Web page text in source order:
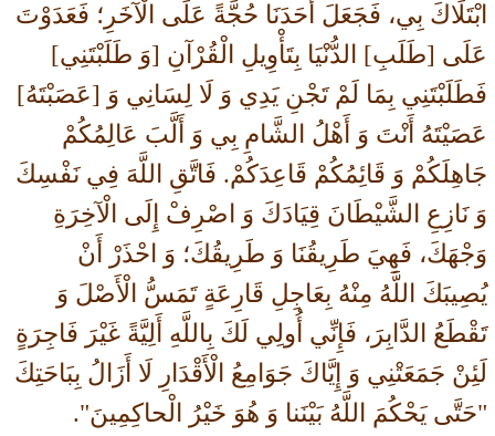
ابْتَلَاكَ بِي، فَجَعَلَ أَحَدَنَا حُجَّةً عَلَى الْآخَرِ؛ فَعَدَوْتَ
عَلَى [طَلَبِ] الدُّنْيَا بِتَأْوِيلِ الْقُرْآنِ [وَ طَلَبْتَنِي]
فَطَلَبْتَنِي بِمَا لَمْ تَجْنِ يَدِي وَ لَا لِسَانِي وَ [عَصَبْتَهُ]
عَصَيْتَهُ أَنْتَ وَ أَهْلُ الشَّامِ بِي وَ أَلَّبَ عَالِمُكُمْ
جَاهِلَكُمْ وَ قَائِمُكُمْ قَاعِدَكُمْ. فَاتَّقِ اللَّهَ فِي نَفْسِكَ
وَ نَازِعِ الشَّيْطَانَ قِيَادَكَ وَ اصْرِفْ إِلَى الْآخِرَةِ
وَجْهَكَ، فَهِيَ طَرِيقُنَا وَ طَرِيقُكَ؛ وَ احْذَرْ أَنْ
يُصِيبَكَ اللَّهُ مِنْهُ بِعَاجِلِ قَارِعَةٍ تَمَسُّ الْأَصْلَ وَ
تَقْطَعُ الدَّابِرَ، فَإِنِّي أُولِي لَكَ بِاللَّهِ أَلِيَّةً غَيْرَ فَاجِرَةٍ
لَئِنْ جَمَعَتْنِي وَ إِيَّاكَ جَوَامِعُ الْأَقْدَارِ لَا أَزَالُ بِبَاحَتِكَ
"حَتَّى يَحْكُمَ اللَّهُ بَيْنَنا وَ هُوَ خَيْرُ الْحاكِمِينَ".